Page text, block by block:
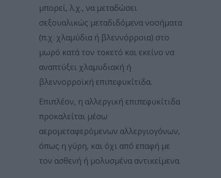
μπορεί, λ.χ., να μεταδώσει
σεξουαλικώς μεταδιδόμενα νοσήματα
(π.χ. χλαμύδια ή βλεννόρροια) στο
μωρό κατά τον τοκετό και εκείνο να
αναπτύξει χλαμυδιακή ή
βλεννορροϊκή επιπεφυκίτιδα.
Επιπλέον, η αλλεργική επιπεφυκίτιδα
προκαλείται μέσω
αερομεταφερόμενων αλλεργιογόνων,
όπως η γύρη, και όχι από επαφή με
τον ασθενή ή μολυσμένα αντικείμενα.